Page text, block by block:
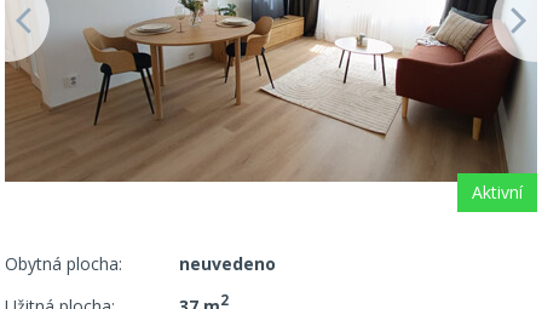
Aktivní
Obytná plocha:
neuvedeno
2